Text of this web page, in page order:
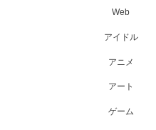
Web
アイドル
アニメ
アート
ゲーム